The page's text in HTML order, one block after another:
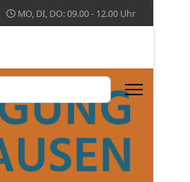
MO, DI, DO: 09.00 - 12.00 Uhr